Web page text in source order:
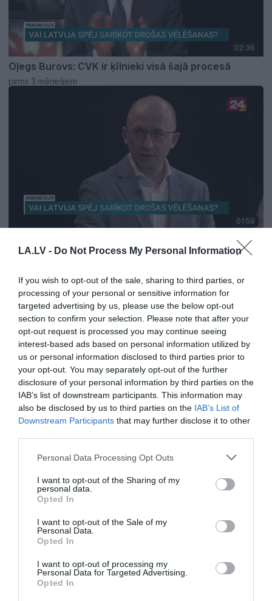
LA.LV - Do Not Process My Personal Information
If you wish to opt-out of the sale, sharing to third parties, or
processing of your personal or sensitive information for
targeted advertising by us, please use the below opt-out
section to confirm your selection. Please note that after your
opt-out request is processed you may continue seeing
interest-based ads based on personal information utilized by
us or personal information disclosed to third parties prior to
your opt-out. You may separately opt-out of the further
disclosure of your personal information by third parties on the
IAB’s list of downstream participants. This information may
also be disclosed by us to third parties on the IAB’s List of
Downstream Participants that may further disclose it to other
Please note that this website/app uses one or more Google
not limited to your visit or usage behaviour. You may click to
grant or deny consent to Google and its third-party tags to
use your data for below specified purposes in below Google
consent section.
Personal Data Processing Opt Outs
I want to opt-out of the Sharing of my
personal data.
Opted In
I want to opt-out of the Sale of my
Personal Data.
Opted In
I want to opt-out of processing my
Personal Data for Targeted Advertising.
Opted In
02:36
Oļegs Burovs: CVK ir ķīlnieki visā šajā procesā
pirms 3 mēnešiem
01:59
vēlēšanās uzvarēs skaļākie un bagātākie?
01:52
Daiga Mieriņa: CVK likums ir novecojis
pirms 3 mēnešiem